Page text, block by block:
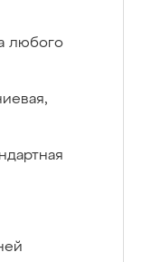
любого